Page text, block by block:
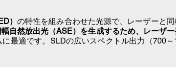
）の特性を組み合わせた光源で、レーザーと同
幅自然放出光（ASE）を生成するため、レーザー
最適です。SLDの広いスペクトル出力（700